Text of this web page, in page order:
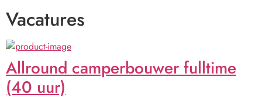
Vacatures
Allround camperbouwer fulltime
(40 uur)